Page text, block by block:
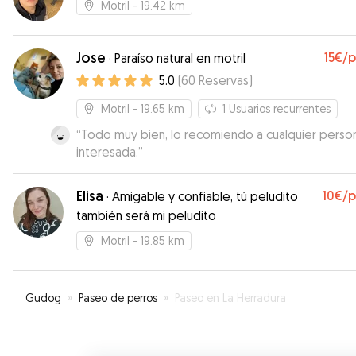
buen hacer.”
Motril - 19.42 km
Jose · Paraíso natural en motril 15€/
5.0 (60 Reservas)
Motril - 19.65 km 1 Usuarios recurrentes
“Todo muy bien, lo recomiendo a cualquier
interesada.”
Elisa · Amigable y confiable, tú peludito
también será mi peludito
10€/
Motril - 19.85 km
Gudog » Paseo de perros » Paseo en La Herradura